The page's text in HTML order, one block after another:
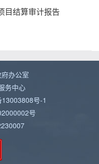
目结算审计报告
办公室
务中心
号-1
号